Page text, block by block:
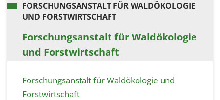
FORSCHUNGSANSTALT FÜR WALDÖKOLOGIE
UND FORSTWIRTSCHAFT
Forschungsanstalt für Waldökologie
und Forstwirtschaft
Forschungsanstalt für Waldökologie und
Forstwirtschaft